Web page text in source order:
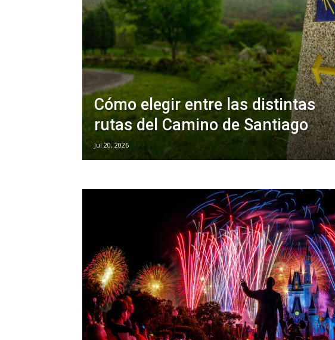
Cómo elegir entre las distintas
rutas del Camino de Santiago
Jul 20, 2026